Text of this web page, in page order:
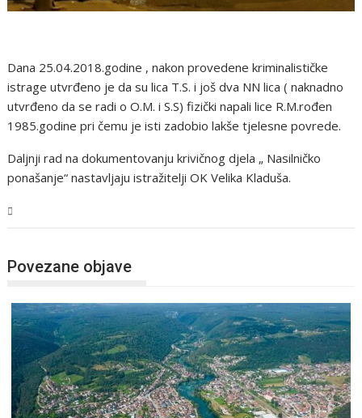
Dana 25.04.2018.godine , nakon provedene kriminalističke
istrage utvrđeno je da su lica T.S. i još dva NN lica ( naknadno
utvrđeno da se radi o O.M. i S.S) fizički napali lice R.M.rođen
1985.godine pri čemu je isti zadobio lakše tjelesne povrede.
Daljnji rad na dokumentovanju krivičnog djela „ Nasilničko
ponašanje“ nastavljaju istražitelji OK Velika Kladuša.
Povezane objave